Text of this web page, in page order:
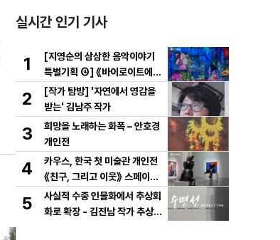
실시간 인기 기사
1
[지영순의 삼삼한 음악이야기
특별기획 ④] 《바이로이트에서
만난 바그너》
2
[작가 탐방] '자연에서 영감을
받는' 김남주 작가
3
희망을 노래하는 화폭 – 안호경
개인전
4
카우스, 한국 첫 미술관 개인전
《친구, 그리고 이웃》 스페이스
K 서울에서 개최
5
사실적 수중 인물화에서 추상회
화로 확장 - 김진남 작가 추상